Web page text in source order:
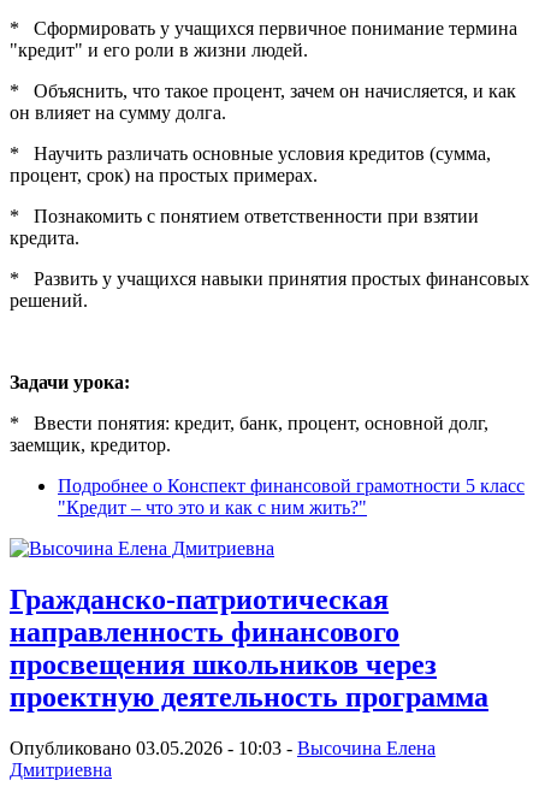
* Сформировать у учащихся первичное понимание термина
"кредит" и его роли в жизни людей.
* Объяснить, что такое процент, зачем он начисляется, и как
он влияет на сумму долга.
* Научить различать основные условия кредитов (сумма,
процент, срок) на простых примерах.
* Познакомить с понятием ответственности при взятии
кредита.
* Развить у учащихся навыки принятия простых финансовых
решений.
Задачи урока:
* Ввести понятия: кредит, банк, процент, основной долг,
заемщик, кредитор.
Подробнее о Конспект финансовой грамотности 5 класс
"Кредит – что это и как с ним жить?"
Гражданско-патриотическая
направленность финансового
просвещения школьников через
проектную деятельность программа
Опубликовано 03.05.2026 - 10:03 - Высочина Елена
Дмитриевна